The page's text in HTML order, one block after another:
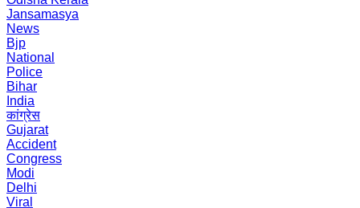
Jansamasya
News
Bjp
National
Police
Bihar
India
कांग्रेस
Gujarat
Accident
Congress
Modi
Delhi
Viral